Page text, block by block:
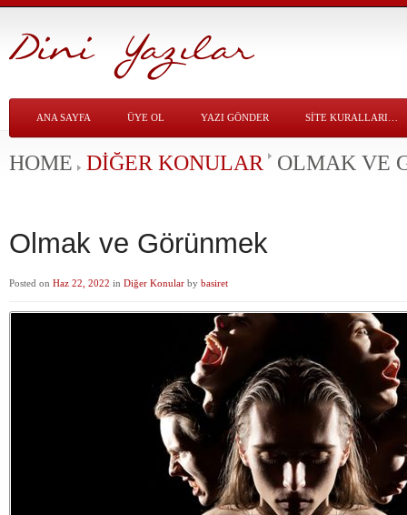
ANA SAYFA ÜYE OL YAZI GÖNDER SITE KURALLARI…
HOME DIĞER KONULAR OLMAK VE
Olmak ve Görünmek
Posted on Haz 22, 2022 in Diğer Konular by basiret